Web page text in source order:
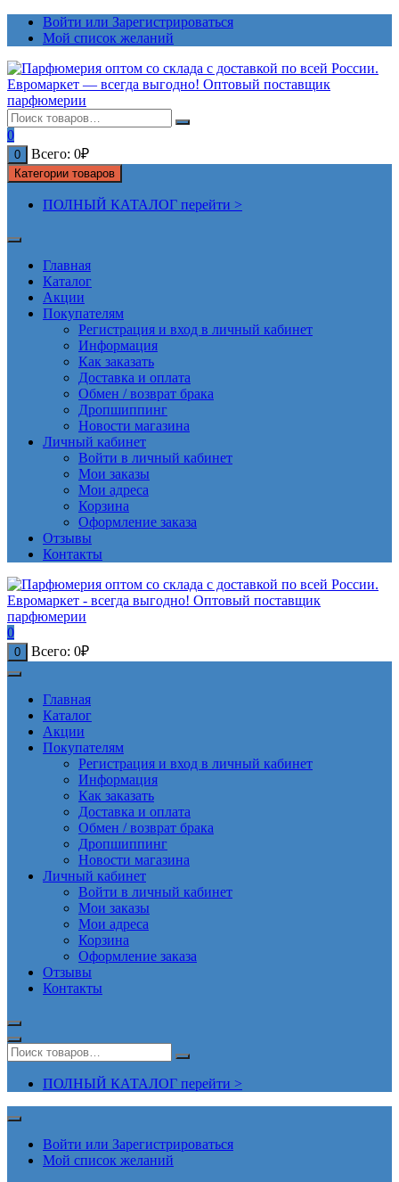
ПерейтиВойти или Зарегистрироваться
Мой список желаний
0
0 Всего: 0₽
Категории товаров
ПОЛНЫЙ КАТАЛОГ перейти >
Главная
Каталог
Акции
Покупателям
Регистрация и вход в личный кабинет
Информация
Как заказать
Доставка и оплата
Обмен / возврат брака
Дропшиппинг
Новости магазина
Личный кабинет
Войти в личный кабинет
Мои заказы
Мои адреса
Корзина
Оформление заказа
Отзывы
Контакты
0
0 Всего: 0₽
Главная
Каталог
Акции
Покупателям
Регистрация и вход в личный кабинет
Информация
Как заказать
Доставка и оплата
Обмен / возврат брака
Дропшиппинг
Новости магазина
Личный кабинет
Войти в личный кабинет
Мои заказы
Мои адреса
Корзина
Оформление заказа
Отзывы
Контакты
ПОЛНЫЙ КАТАЛОГ перейти >
Войти или Зарегистрироваться
Мой список желаний